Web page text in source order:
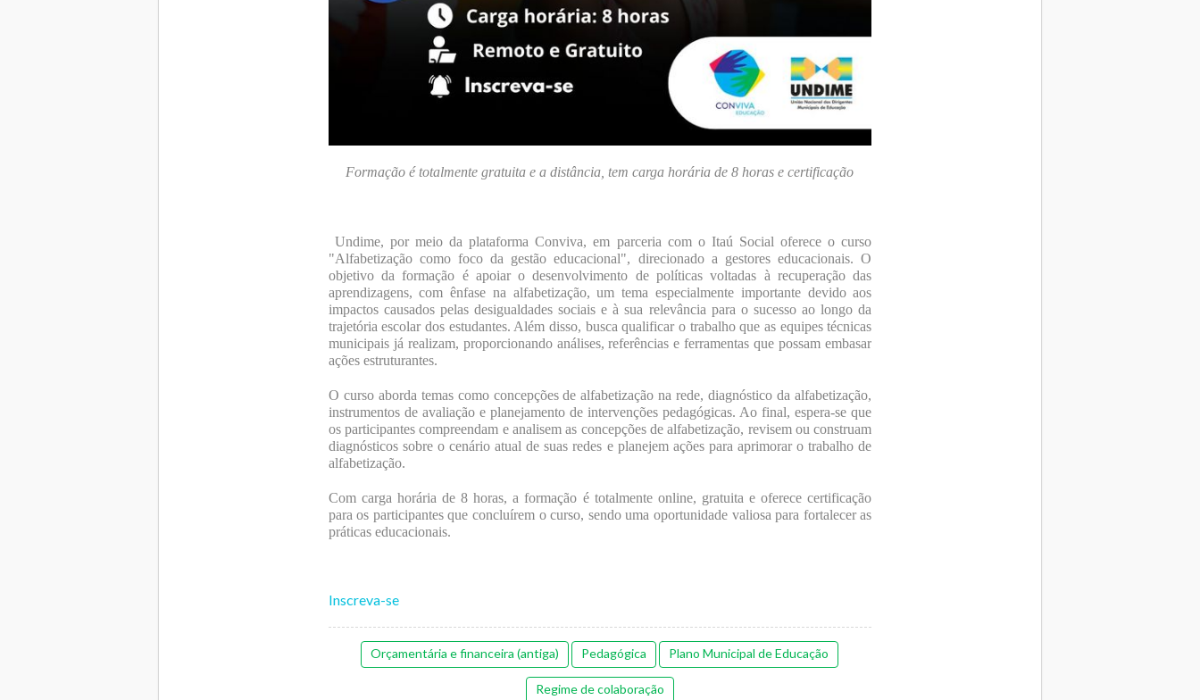
Formação é totalmente gratuita e a distância, tem carga horária de 8 horas e certificação
Undime, por meio da plataforma Conviva, em parceria com o Itaú Social oferece o curso
"Alfabetização como foco da gestão educacional", direcionado a gestores educacionais. O
objetivo da formação é apoiar o desenvolvimento de políticas voltadas à recuperação das
aprendizagens, com ênfase na alfabetização, um tema especialmente importante devido aos
impactos causados pelas desigualdades sociais e à sua relevância para o sucesso ao longo da
trajetória escolar dos estudantes. Além disso, busca qualificar o trabalho que as equipes técnicas
municipais já realizam, proporcionando análises, referências e ferramentas que possam embasar
ações estruturantes.
O curso aborda temas como concepções de alfabetização na rede, diagnóstico da alfabetização,
instrumentos de avaliação e planejamento de intervenções pedagógicas. Ao final, espera-se que
os participantes compreendam e analisem as concepções de alfabetização, revisem ou construam
diagnósticos sobre o cenário atual de suas redes e planejem ações para aprimorar o trabalho de
alfabetização.
Com carga horária de 8 horas, a formação é totalmente online, gratuita e oferece certificação
para os participantes que concluírem o curso, sendo uma oportunidade valiosa para fortalecer as
práticas educacionais.
Inscreva-se
Orçamentária e financeira (antiga) Pedagógica Plano Municipal de Educação
Regime de colaboração